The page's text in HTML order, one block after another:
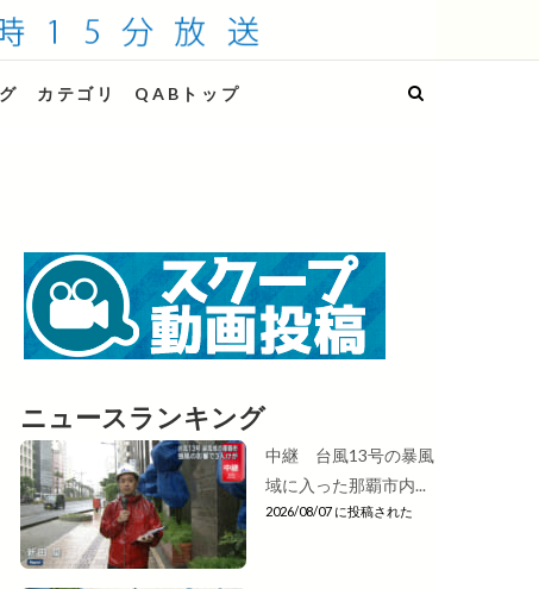
カテゴリ QABトップ
ニュースランキング
中継 台風13号の暴風
域に入った那覇市内...
2026/08/07 に投稿された